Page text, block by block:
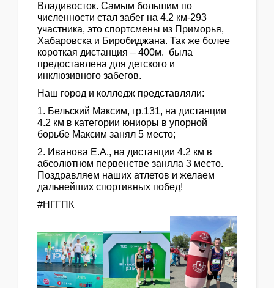
Владивосток. Самым большим по
численности стал забег на 4.2 км-293
участника, это спортсмены из Приморья,
Хабаровска и Биробиджана. Так же более
короткая дистанция – 400м. была
предоставлена для детского и
инклюзивного забегов.
Наш город и колледж представляли:
1. Бельский Максим, гр.131, на дистанции
4.2 км в категории юниоры в упорной
борьбе Максим занял 5 место;
2. Иванова Е.А., на дистанции 4.2 км в
абсолютном первенстве заняла 3 место.
Поздравляем наших атлетов и желаем
дальнейших спортивных побед!
#НГГПК